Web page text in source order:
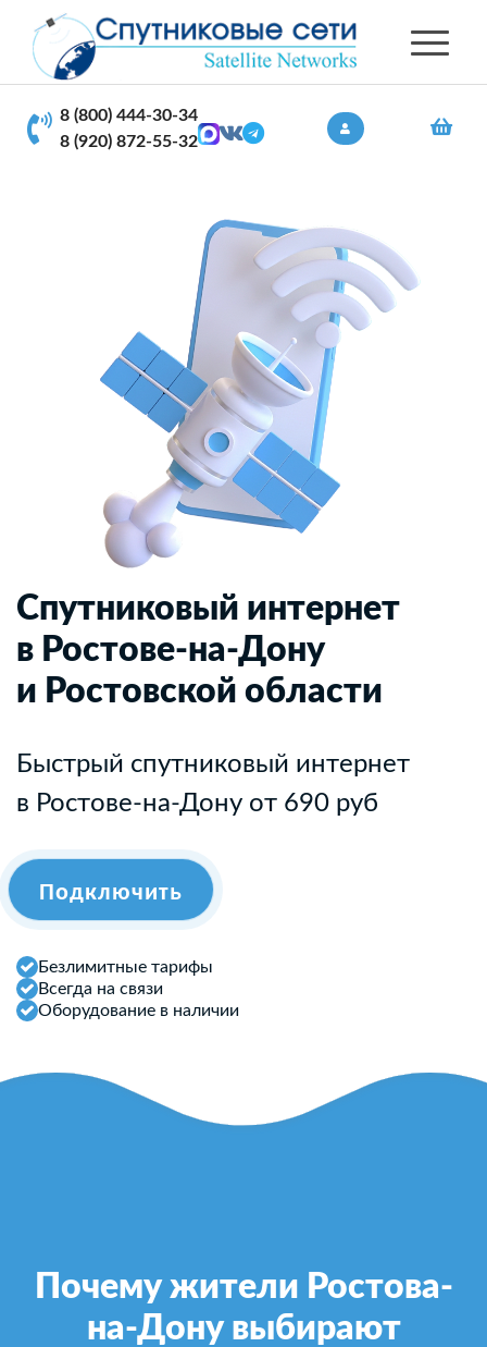
8 (800) 444-30-34
8 (920) 872-55-32
Спутниковый интернет
в Ростове-на-Дону
и Ростовской области
Быстрый спутниковый интернет
в Ростове-на-Дону от 690 руб
Подключить
Безлимитные тарифы
Всегда на связи
Оборудование в наличии
Почему жители Ростова-
на-Дону выбирают